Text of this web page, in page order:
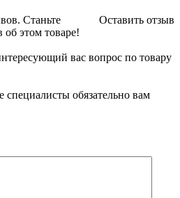
Оставить отзыв
Станьте
об этом товаре!
вас вопрос по товару
обязательно вам